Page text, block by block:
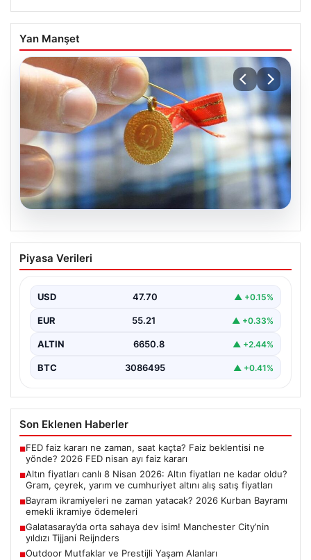
Yan Manşet
06.08.2026
Altın fiyatları canlı 8 Nisan 2026: Altın
fiyatları ne kadar oldu? Gram, çeyrek,
fiyatları
Piyasa Verileri
USD 47.70 ▲ +0.15%
EUR 55.21 ▲ +0.33%
ALTIN 6650.8 ▲ +2.44%
BTC 3086495 ▲ +0.41%
Son Eklenen Haberler
■FED faiz kararı ne zaman, saat kaçta? Faiz beklentisi ne
yönde? 2026 FED nisan ayı faiz kararı
■Altın fiyatları canlı 8 Nisan 2026: Altın fiyatları ne kadar oldu?
Gram, çeyrek, yarım ve cumhuriyet altını alış satış fiyatları
■Bayram ikramiyeleri ne zaman yatacak? 2026 Kurban Bayramı
emekli ikramiye ödemeleri
■Galatasaray’da orta sahaya dev isim! Manchester City’nin
yıldızı Tijjani Reijnders
■Outdoor Mutfaklar ve Prestijli Yaşam Alanları